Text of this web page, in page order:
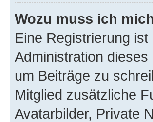
Wozu muss ich
Eine Registrierung
Administration
um Beiträge zu
Mitglied zusätzliche
Avatarbilder, Private